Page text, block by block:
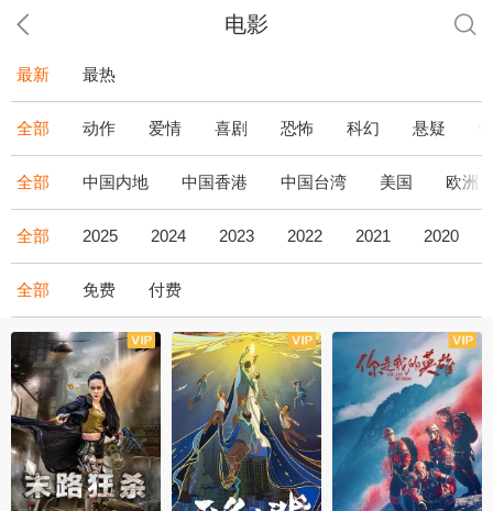
电影
最新 最热
全部 动作 爱情 喜剧 恐怖 科幻 悬疑
全部 中国内地 中国香港 中国台湾 美国 欧洲
全部 2025 2024 2023 2022 2021 2020
全部 免费 付费